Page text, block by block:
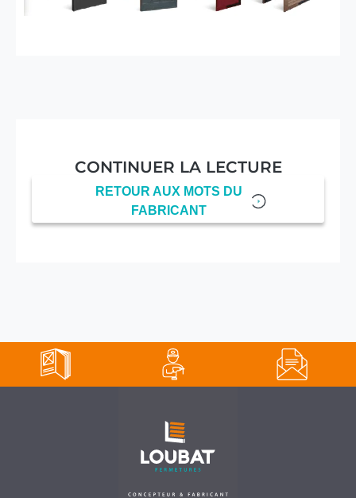
CONTINUER LA LECTURE
RETOUR AUX MOTS DU
FABRICANT